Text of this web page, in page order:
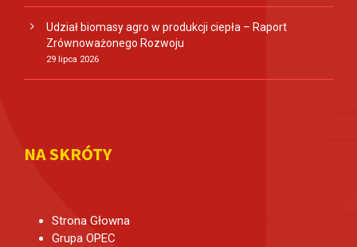
Udział biomasy agro w produkcji ciepła – Raport
Zrównoważonego Rozwoju
29 lipca 2026
NA SKRÓTY
Strona Głowna
Grupa OPEC